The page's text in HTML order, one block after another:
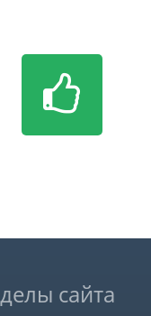
сайта